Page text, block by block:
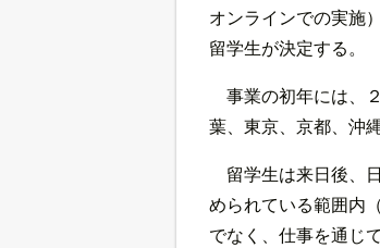
オンラインでの実施
留学生が決定する。
事業の初年には、
葉、東京、京都、沖
留学生は来日後、
められている範囲内
でなく、仕事を通じ